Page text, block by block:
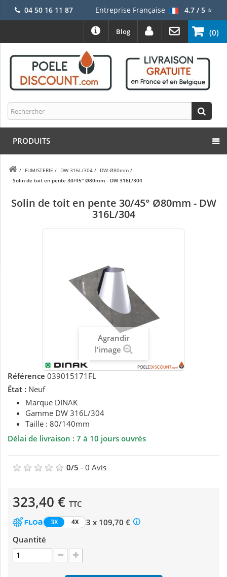
04 50 16 11 87 Entreprise Française 4.7 / 5⭐
(0)
Blog
PRODUITS
/ FUMISTERIE / DW 316L/304 / DW Ø80mm /
Solin de toit en pente 30/45° Ø80mm - DW 316L/304
Solin de toit en pente 30/45° Ø80mm - DW
316L/304
Agrandir
l'image
Référence 039015171FL
État : Neuf
Marque DINAK
Gamme DW 316L/304
Taille : 80/140mm
Délai de livraison : 7 à 10 jours ouvrés
0/5 - 0 Avis
323,40 € TTC
3X 4X
3 x 109,70 €
Quantité